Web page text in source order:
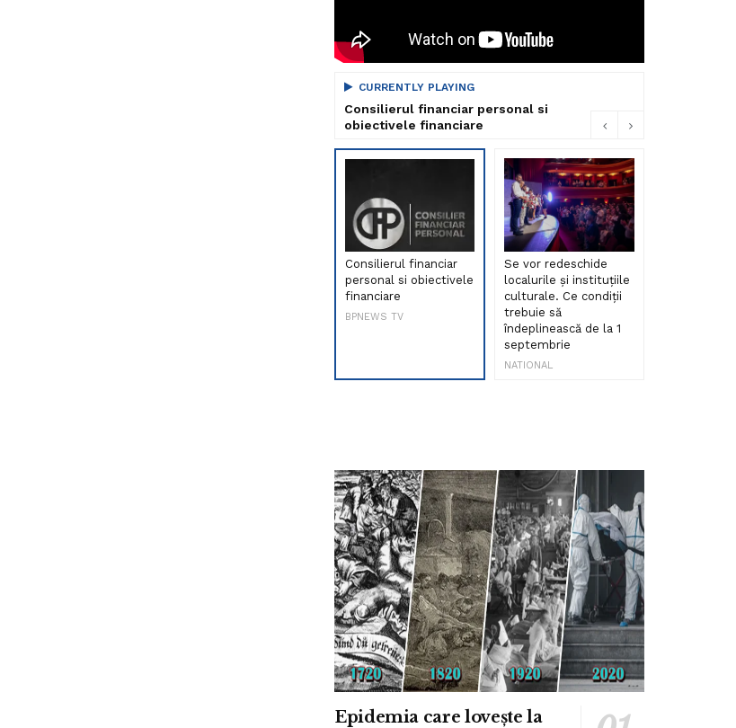
CURRENTLY PLAYING
Consilierul financiar personal si
obiectivele financiare
Consilierul financiar
personal si obiectivele
financiare
BPNEWS TV
Se vor redeschide
localurile și instituțiile
culturale. Ce condiții
trebuie să
îndeplinească de la 1
septembrie
NATIONAL
Epidemia care lovește la